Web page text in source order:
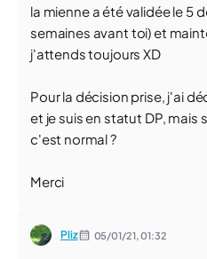
la mienne a été validée le 5
semaines avant toi) et
j'attends toujours XD
Pour la décision prise, j'ai
et je suis en statut DP, mais
c'est normal ?
Merci
Pliz 05/01/21,01:32